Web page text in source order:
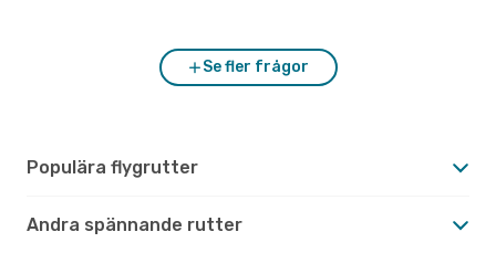
Se fler frågor
Populära flygrutter
Andra spännande rutter